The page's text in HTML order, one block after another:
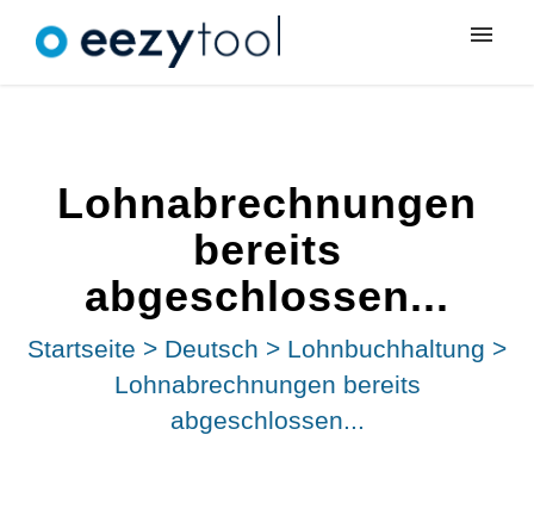
Anmeldung
Lohnabrechnungen
bereits
abgeschlossen...
Startseite > Deutsch > Lohnbuchhaltung >
Lohnabrechnungen bereits
abgeschlossen...